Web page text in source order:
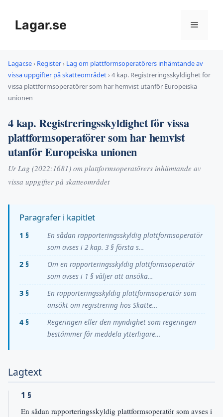
innehållLagar.se Meny
Lagar.se› Register› Lag om plattformsoperatörers inhämtande av
vissa uppgifter på skatteområdet›4 kap. Registreringsskyldighet för
vissa plattformsoperatörer som har hemvist utanför Europeiska
unionen
4 kap. Registreringsskyldighet för vissa
plattformsoperatörer som har hemvist
utanför Europeiska unionen
Ur Lag (2022:1681) om plattformsoperatörers inhämtande av
vissa uppgifter på skatteområdet
Paragrafer i kapitlet
1 §
En sådan rapporteringsskyldig plattformsoperatör
som avses i 2 kap. 3 § första s…
2 §
Om en rapporteringsskyldig plattformsoperatör
som avses i 1 § väljer att ansöka…
3 §
En rapporteringsskyldig plattformsoperatör som
ansökt om registrering hos Skatte…
4 §
Regeringen eller den myndighet som regeringen
bestämmer får meddela ytterligare…
Lagtext
1 §
En sådan rapporteringsskyldig plattformsoperatör som avses i